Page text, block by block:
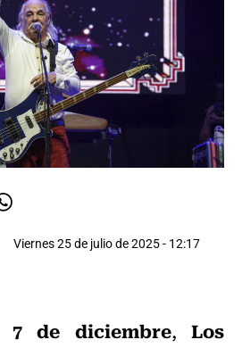
Viernes 25 de julio de 2025 - 12:17
7 de diciembre,Los